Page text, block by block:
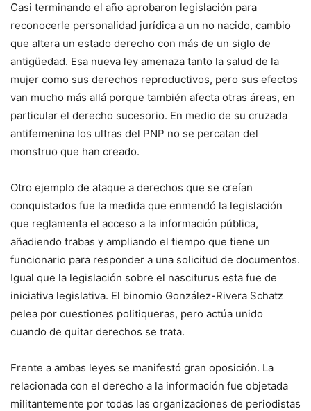
Casi terminando el año aprobaron legislación para
reconocerle personalidad jurídica a un no nacido, cambio
que altera un estado derecho con más de un siglo de
antigüedad. Esa nueva ley amenaza tanto la salud de la
mujer como sus derechos reproductivos, pero sus efectos
van mucho más allá porque también afecta otras áreas, en
particular el derecho sucesorio. En medio de su cruzada
antifemenina los ultras del PNP no se percatan del
monstruo que han creado.
Otro ejemplo de ataque a derechos que se creían
conquistados fue la medida que enmendó la legislación
que reglamenta el acceso a la información pública,
añadiendo trabas y ampliando el tiempo que tiene un
funcionario para responder a una solicitud de documentos.
Igual que la legislación sobre el nasciturus esta fue de
iniciativa legislativa. El binomio González-Rivera Schatz
pelea por cuestiones politiqueras, pero actúa unido
cuando de quitar derechos se trata.
Frente a ambas leyes se manifestó gran oposición. La
relacionada con el derecho a la información fue objetada
militantemente por todas las organizaciones de periodistas